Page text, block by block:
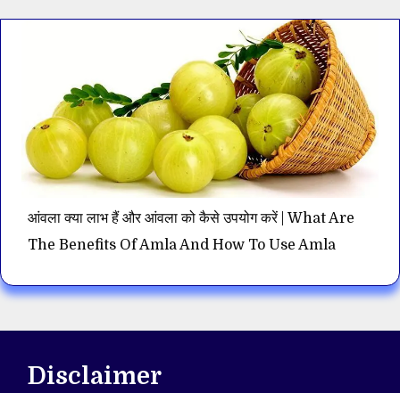
आंवला क्या लाभ हैं और आंवला को कैसे उपयोग करें | What Are
The Benefits Of Amla And How To Use Amla
Disclaimer